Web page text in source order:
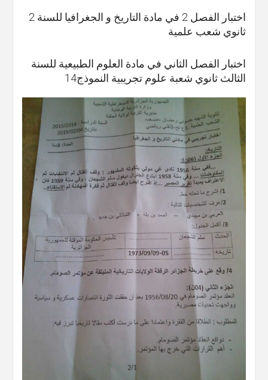
اختبار الفصل 2 في مادة التاريخ و الجغرافيا للسنة 2
ثانوي شعب علمية
اختبار الفصل الثاني في مادة العلوم الطبيعية للسنة
الثالث ثانوي شعبة علوم تجريبية النموذج14